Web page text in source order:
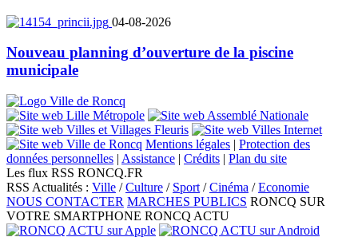
04-08-2026
Nouveau planning d’ouverture de la piscine
municipale
Mentions légales | Protection des
données personnelles | Assistance | Crédits | Plan du site
Les flux RSS RONCQ.FR
RSS Actualités : Ville /Culture / Sport /Cinéma /Economie
NOUS CONTACTER MARCHES PUBLICS RONCQ SUR
VOTRE SMARTPHONE RONCQ ACTU